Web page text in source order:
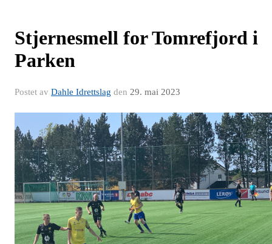
Stjernesmell for Tomrefjord i
Parken
Postet av Dahle Idrettslag den 29. mai 2023